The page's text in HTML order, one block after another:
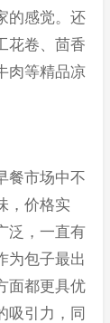
的感觉。还
花卷、茴香
肉等精品凉
餐市场中不
，价格实
泛，一直有
为包子最出
面都更具优
吸引力，同